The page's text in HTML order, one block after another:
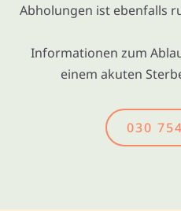
Abholungen ist ebenfalls
Informationen zum
einem akuten
030